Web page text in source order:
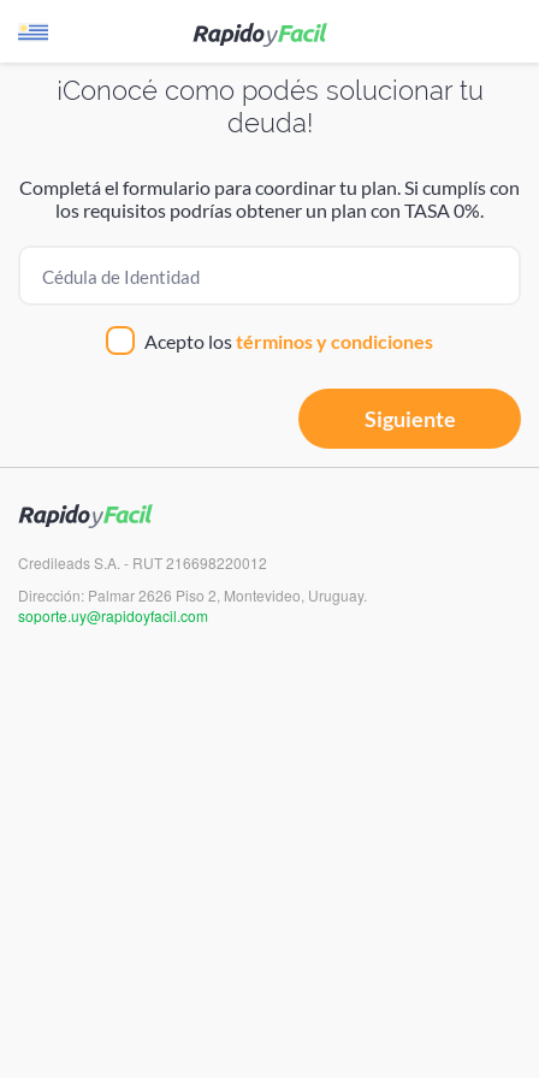
¡Conocé como podés solucionar tu
deuda!
Completá el formulario para coordinar tu plan. Si cumplís con
los requisitos podrías obtener un plan con TASA 0%.
Cédula de Identidad
Acepto lostérminos y condiciones
Siguiente
Por favor aguarda unos instantes
Credileads S.A. - RUT 216698220012
Dirección: Palmar 2626 Piso 2, Montevideo, Uruguay.
soporte.uy@rapidoyfacil.com
Por favor aguarda unos instantes
¿Cómo funciona?
Evaluamos tu perfil crediticio para identificar los
créditos o productos a los que podés acceder.
Te llaman de las empresas que elijas para hacerte una